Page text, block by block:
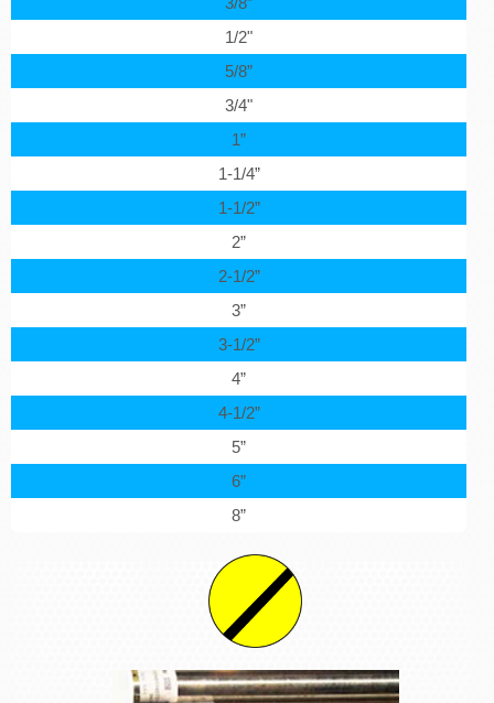
1/2"
5/8”
3/4"
1”
1-1/4”
1-1/2”
2”
2-1/2”
3”
3-1/2”
4”
4-1/2”
5”
6”
8”